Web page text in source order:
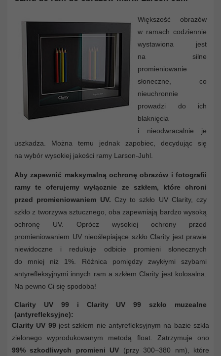
Większość obrazów
w ramach codziennie
wystawiona jest
na silne
promieniowanie
słoneczne, co
nieuchronnie
prowadzi do ich
blaknięcia
i nieodwracalnie je
uszkadza. Można temu jednak zapobiec, decydując się
na wybór wysokiej jakości ramy Larson-Juhl.
Aby zapewnić maksymalną ochronę obrazów i fotografii
ramy te oferujemy wyłącznie ze szkłem, które chroni
przed promieniowaniem UV. Czy to szkło UV Clarity, czy
szkło z tworzywa sztucznego, oba zapewniają bardzo wysoką
ochronę UV. Oprócz wysokiej ochrony przed
promieniowaniem UV nieoślepiające szkło Clarity jest prawie
niewidoczne i redukuje odbicie promieni słonecznych
do mniej niż 1%. Różnica pomiędzy zwykłymi szybami
antyrefleksyjnymi innych ram a szkłem Clarity jest kolosalna.
Na pewno Ci się spodoba!
Clarity UV 99 i Clarity UV 99 szkło muzealne
(antyrefleksyjne):
Clarity UV 99 jest szkłem nie antyrefleksyjnym na bazie szkła
zielonego wyprodukowanym metodą float. Zatrzymuje ono
99% szkodliwych promieni UV (przy 300–380 nm), które